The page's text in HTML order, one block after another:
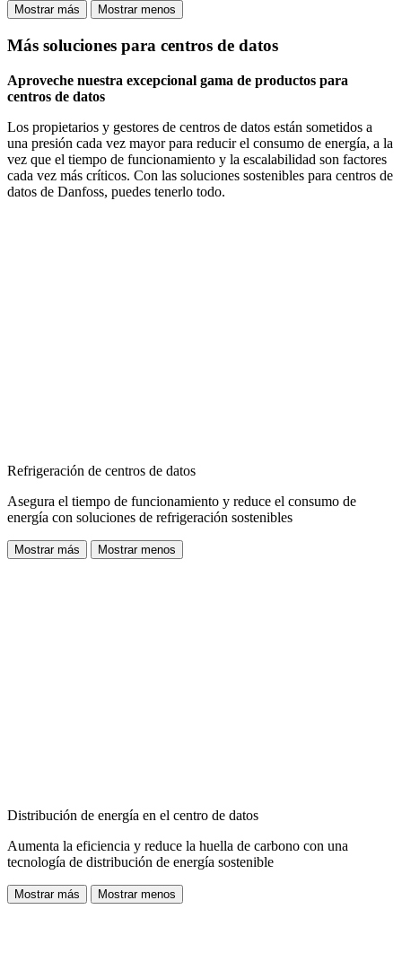
Mostrar más Mostrar menos
Más soluciones para centros de datos
Aproveche nuestra excepcional gama de productos para
centros de datos
Los propietarios y gestores de centros de datos están sometidos a
una presión cada vez mayor para reducir el consumo de energía, a la
vez que el tiempo de funcionamiento y la escalabilidad son factores
cada vez más críticos. Con las soluciones sostenibles para centros de
datos de Danfoss, puedes tenerlo todo.
Refrigeración de centros de datos
Asegura el tiempo de funcionamiento y reduce el consumo de
energía con soluciones de refrigeración sostenibles
Mostrar más Mostrar menos
Distribución de energía en el centro de datos
Aumenta la eficiencia y reduce la huella de carbono con una
tecnología de distribución de energía sostenible
Mostrar más Mostrar menos